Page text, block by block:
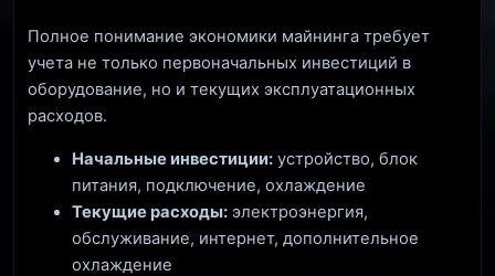
Полное понимание экономики майнинга требует
учета не только первоначальных инвестиций в
оборудование, но и текущих эксплуатационных
расходов.
Начальные инвестиции: устройство, блок
питания, подключение, охлаждение
Текущие расходы: электроэнергия,
обслуживание, интернет, дополнительное
охлаждение